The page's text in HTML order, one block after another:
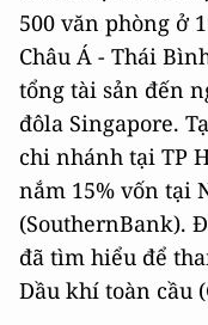
500 văn phòng ở
Châu Á - Thái
tổng tài sản đến
đôla Singapore.
chi nhánh tại TP
nắm 15% vốn tại
(SouthernBank).
đã tìm hiểu để
Dầu khí toàn cầu